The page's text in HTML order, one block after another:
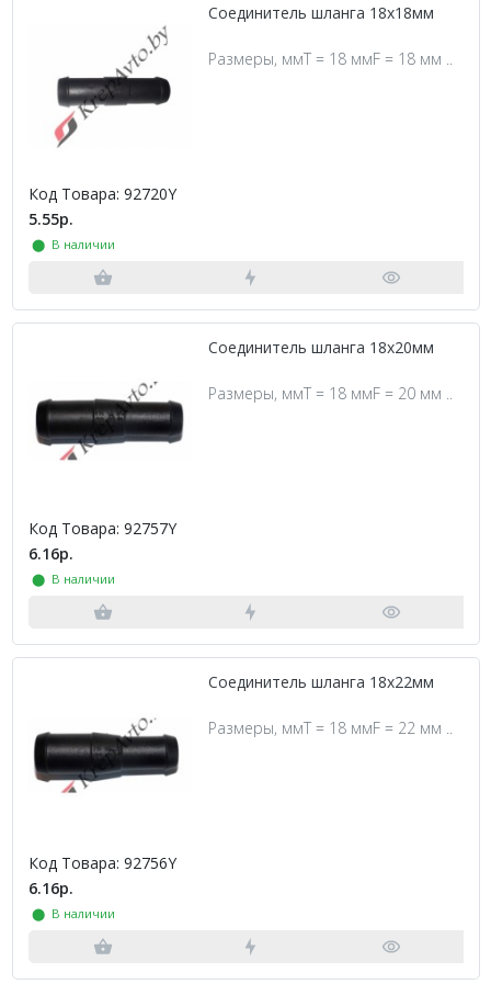
Соединитель шланга 18х18мм
Размеры, ммT = 18 ммF = 18 мм ..
Код Товара: 92720Y
5.55р.
⬤ В наличии
Соединитель шланга 18х20мм
Размеры, ммT = 18 ммF = 20 мм ..
Код Товара: 92757Y
6.16р.
⬤ В наличии
Соединитель шланга 18х22мм
Размеры, ммT = 18 ммF = 22 мм ..
Код Товара: 92756Y
6.16р.
⬤ В наличии